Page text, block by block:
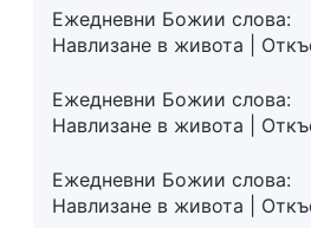
Ежедневни Божии слова:
Навлизане в живота |
Ежедневни Божии слова:
Навлизане в живота |
Ежедневни Божии слова:
Навлизане в живота |